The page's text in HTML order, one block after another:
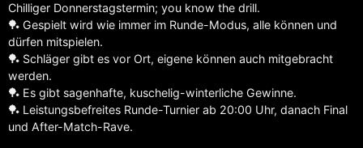
Chilliger Donnerstagstermin; you know the drill.
🏓 Gespielt wird wie immer im Runde-Modus, alle können und
dürfen mitspielen.
🏓 Schläger gibt es vor Ort, eigene können auch mitgebracht
werden.
🏓 Es gibt sagenhafte, kuschelig-winterliche Gewinne.
🏓 Leistungsbefreites Runde-Turnier ab 20:00 Uhr, danach Final
und After-Match-Rave.